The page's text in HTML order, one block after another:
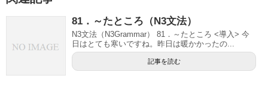
81．～たところ（N3文法）
N3文法（N3Grammar） 81．～たところ <導入> 今
日はとても寒いですね。昨日は暖かかったの...
記事を読む